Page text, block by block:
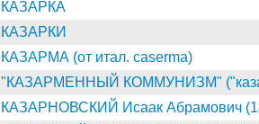
КАЗАРКА
КАЗАРКИ
КАЗАРМА (от итал. caserma)
"КАЗАРМЕННЫЙ КОММУНИЗМ"
КАЗАРНОВСКИЙ Исаак Абрамович